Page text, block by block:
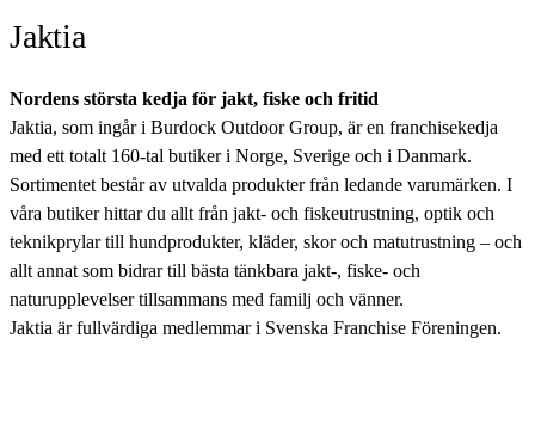
Jaktia
Nordens största kedja för jakt, fiske och fritid
Jaktia, som ingår i Burdock Outdoor Group, är en franchisekedja
med ett totalt 160-tal butiker i Norge, Sverige och i Danmark.
Sortimentet består av utvalda produkter från ledande varumärken. I
våra butiker hittar du allt från jakt- och fiskeutrustning, optik och
teknikprylar till hundprodukter, kläder, skor och matutrustning – och
allt annat som bidrar till bästa tänkbara jakt-, fiske- och
naturupplevelser tillsammans med familj och vänner.
Jaktia är fullvärdiga medlemmar i Svenska Franchise Föreningen.